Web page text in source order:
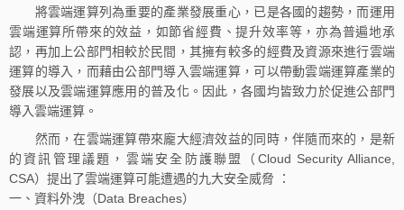
將雲端運算列為重要的產業發展重心，已是各國的趨勢，而運用
雲端運算所帶來的效益，如節省經費、提升效率等，亦為普遍地承
認，再加上公部門相較於民間，其擁有較多的經費及資源來進行雲端
運算的導入，而藉由公部門導入雲端運算，可以帶動雲端運算產業的
發展以及雲端運算應用的普及化。因此，各國均皆致力於促進公部門
導入雲端運算。
然而，在雲端運算帶來龐大經濟效益的同時，伴隨而來的，是新
的資訊管理議題，雲端安全防護聯盟（Cloud Security Alliance,
CSA）提出了雲端運算可能遭遇的九大安全威脅 ：
一、資料外洩（Data Breaches）